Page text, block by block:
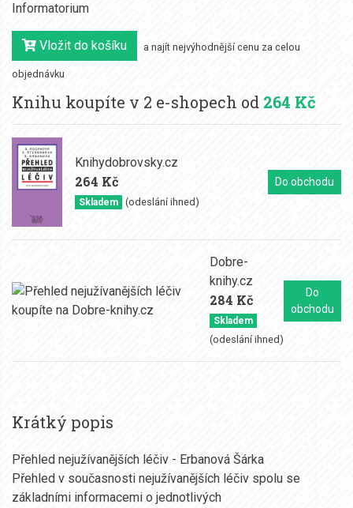
Informatorium
Vložit do košíku a najít nejvýhodnější cenu za celou
objednávku
Knihu koupíte v 2 e-shopech od 264 Kč
Knihydobrovsky.cz
264 Kč
Skladem (odeslání ihned)
Do obchodu
Dobre-
knihy.cz
284 Kč
Skladem
(odeslání ihned)
Do
obchodu
Krátký popis
Přehled nejužívanějších léčiv - Erbanová Šárka
Přehled v současnosti nejužívanějších léčiv spolu se
základními informacemi o jednotlivých